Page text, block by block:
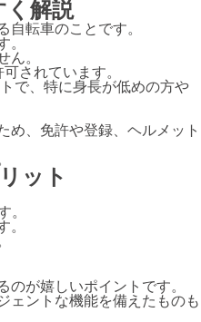
く解説
自転車のことです。
。
ん。
されています。
で、特に身長が低めの方や
め、免許や登録、ヘルメット
ット
。
。
が嬉しいポイントです。
ェントな機能を備えたものも